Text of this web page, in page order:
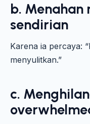
b. Menahan
sendirian
Karena ia percaya:
menyulitkan.”
c.